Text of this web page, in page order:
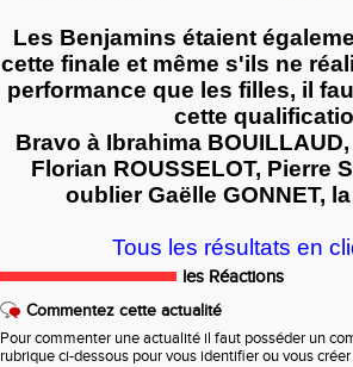
Les Benjamins étaient
cette finale et même s'ils ne
performance que les filles, il
cette
Bravo à Ibrahima
Florian ROUSSELOT, Pierre
oublier Gaëlle GONNET,
Tous les résultats en
les Réactions
Commentez cette actualité
Pour commenter une actualité il faut posséder un
rubrique ci-dessous pour vous identifier ou vous